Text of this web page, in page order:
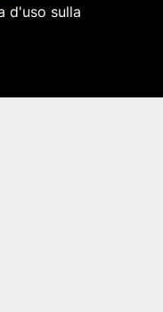
d'uso sulla